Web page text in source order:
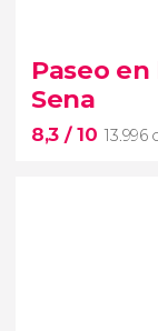
Paseo
Sena
8,3 / 10 13.996